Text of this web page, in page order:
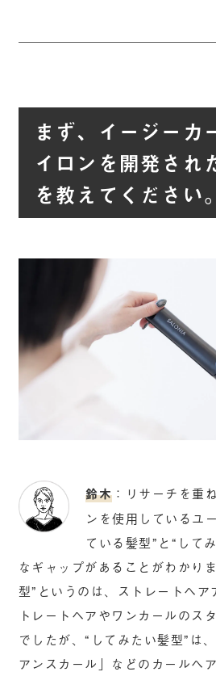
まず、イージーカ
イロンを開発され
を教えてください。
鈴木 ：リサーチを重
ンを使用しているユ
ている髪型”と“して
なギャップがあることがわかり
型”というのは、ストレートヘア
トレートヘアやワンカールのス
でしたが、“してみたい髪型”は
アンスカール」などのカールヘ